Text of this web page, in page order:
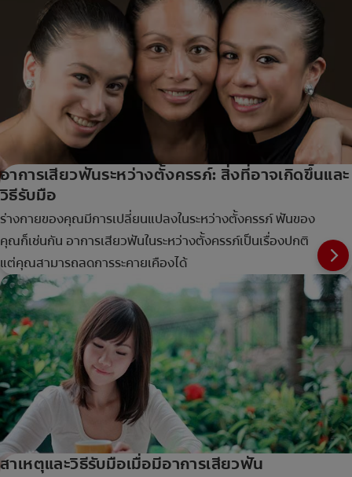
อาการเสียวฟันระหว่างตั้งครรภ์: สิ่งที่อาจเกิดขึ้นและ
วิธีรับมือ
ร่างกายของคุณมีการเปลี่ยนแปลงในระหว่างตั้งครรภ์ ฟันของ
คุณก็เช่นกัน อาการเสียวฟันในระหว่างตั้งครรภ์เป็นเรื่องปกติ
แต่คุณสามารถลดการระคายเคืองได้
สาเหตุและวิธีรับมือเมื่อมีอาการเสียวฟัน